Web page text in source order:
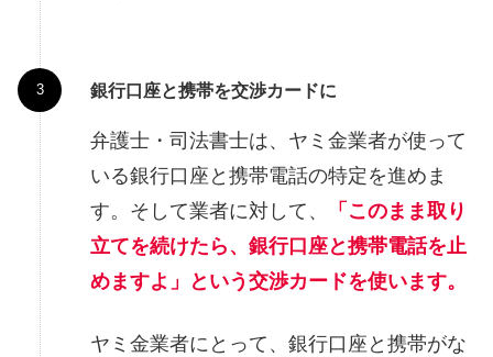
銀行口座と携帯を交渉カードに
弁護士・司法書士は、ヤミ金業者が使って
いる銀行口座と携帯電話の特定を進めま
す。そして業者に対して、
「このまま取り
立てを続けたら、銀行口座と携帯電話を止
めますよ」という交渉カードを使います。
ヤミ金業者にとって、銀行口座と携帯がな